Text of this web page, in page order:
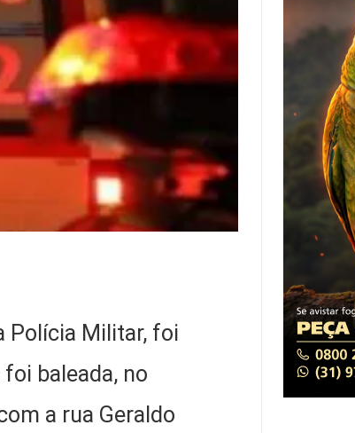
Polícia Militar, foi
baleada, no
a rua Geraldo